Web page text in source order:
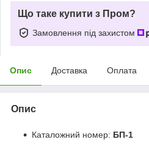
Що таке купити з Пром?
Замовлення під захистом
Опис Доставка Оплата
Опис
Каталожний номер: БП-1